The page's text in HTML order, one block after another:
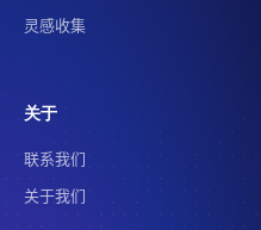
灵感收集
关于
联系我们
关于我们